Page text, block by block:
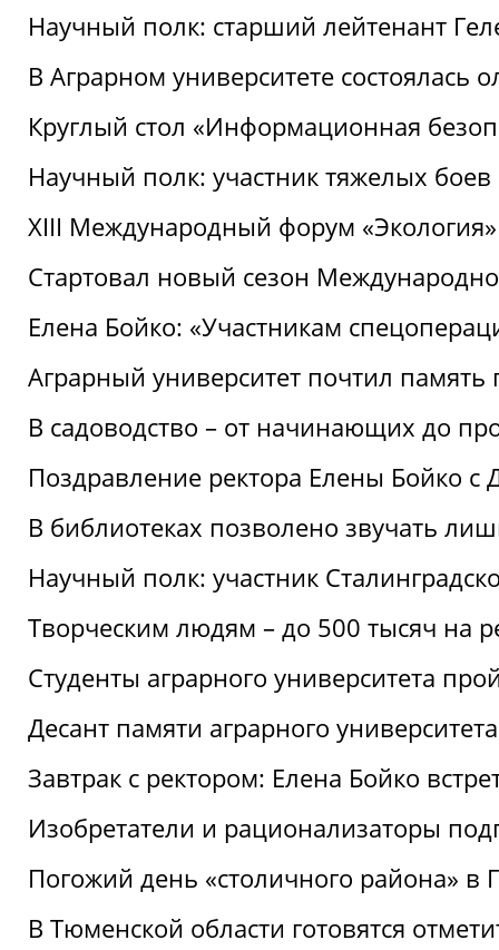
Научный полк: старший лейтенант
В Аграрном университете состоялась
Круглый стол «Информационная
Научный полк: участник тяжелых
XIII Международный форум
Стартовал новый сезон
Елена Бойко: «Участникам
Аграрный университет почтил
В садоводство – от начинающих до
Поздравление ректора Елены Бойко
В библиотеках позволено звучать
Научный полк: участник
Творческим людям – до 500 тысяч на
Студенты аграрного университета
Десант памяти аграрного
Завтрак с ректором: Елена Бойко
Изобретатели и рационализаторы
Погожий день «столичного района» в
В Тюменской области готовятся